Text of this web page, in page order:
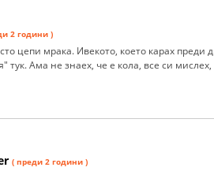
2 години )
цепи мрака. Ивекото, което карах преди
тук. Ама не знаех, че е кола, все си
( преди 2 години )